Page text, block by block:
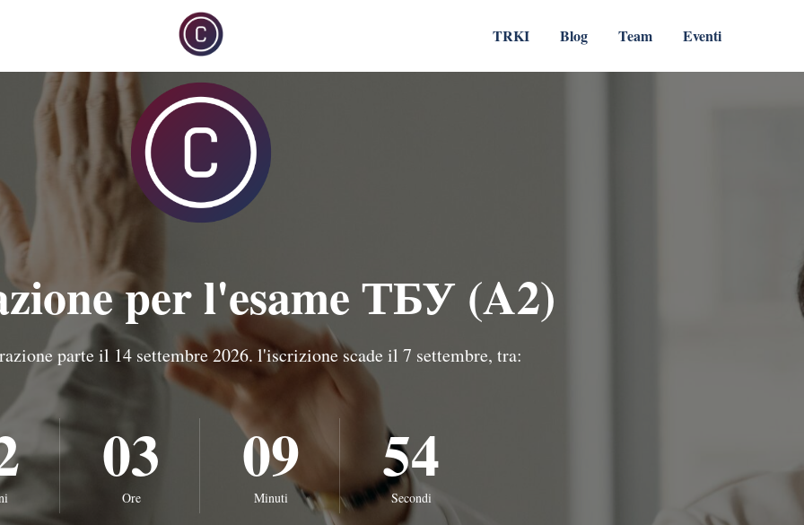
TRKI Blog Team Eventi
per l'esame ТБУ (A2)
parte il 14 settembre 2026. l'iscrizione scade il 7 settembre, tra:
03
Ore
09
Minuti
53
Secondi